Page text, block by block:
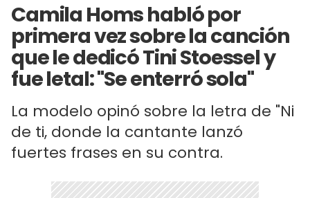
Camila Homs habló por
primera vez sobre la canción
que le dedicó Tini Stoessel y
fue letal: "Se enterró sola"
La modelo opinó sobre la letra de "Ni
de ti, donde la cantante lanzó
fuertes frases en su contra.